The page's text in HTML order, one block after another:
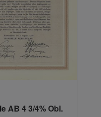
AB 4 3/4% Obl.